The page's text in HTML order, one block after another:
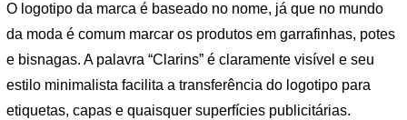
O logotipo da marca é baseado no nome, já que no mundo
da moda é comum marcar os produtos em garrafinhas, potes
e bisnagas. A palavra “Clarins” é claramente visível e seu
estilo minimalista facilita a transferência do logotipo para
etiquetas, capas e quaisquer superfícies publicitárias.